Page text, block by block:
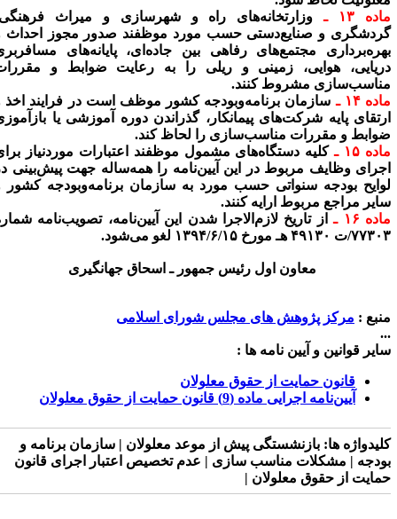
۱۳ ـ
وزارتخانه‌های راه و شهرسازی و میراث فرهنگی،
و صنایع‌دستی حسب مورد موظفند صدور مجوز احداث و
مجتمع‌های رفاهی بین جاده‌ای، پایانه‌های مسافربری
هوایی، زمینی و ریلی را به رعایت ضوابط و مقررات
مشروط کنند.
۱۴ ـ
سازمان برنامه‌وبودجه کشور موظف است در فرایند اخذ و
پایه شرکت‌های پیمانکار، گذراندن دوره آموزشی یا بازآموزی
و مقررات مناسب‌سازی را لحاظ کند.
۱۵ ـ
کلیه دستگاه‌های مشمول موظفند اعتبارات موردنیاز برای
وظایف مربوط در این آیین‌نامه را همه‌ساله جهت پیش‌بینی در
بودجه سنواتی حسب مورد به سازمان برنامه‌وبودجه کشور و
مراجع مربوط ارایه کنند.
۱۶ ـ
از تاریخ لازم‌الاجرا شدن این آیین‌نامه، تصویب‌نامه شماره
۴۹۱۳۰ هـ مورخ ۱۳۹۴/۶/۱۵ لغو می‌شود.
معاون اول رئیس‎ جمهور ـ اسحاق جهانگیری
: مرکز پژوهش های مجلس شورای اسلامی
قوانین و آیین نامه ها :
قانون حمایت از حقوق معلولان
آیین‌نامه اجرایی ماده (9) قانون حمایت از حقوق معلولان
ها:بازنشستگی پیش از موعد معلولان | سازمان برنامه و
| مشکلات مناسب سازی | عدم تخصیص اعتبار اجرای قانون
از حقوق معلولان |